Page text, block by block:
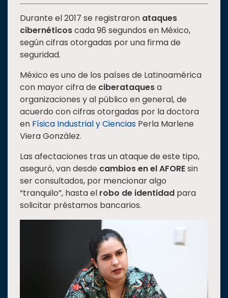
TEMAS
Oferta
educativa
Estudiantes
Rectoría
Investigación
Internacionalización
Responsabilidad
social
Vinculación
Historia
Universiada
Durante el 2017 se registraron ataques
cibernéticoscada 96 segundos en México,
según cifras otorgadas por una firma de
seguridad.
México es uno de los países de Latinoamérica
con mayor cifra de ciberataquesa
organizaciones y al público en general, de
acuerdo con cifras otorgadas por la doctora
en Física Industrial y Ciencias Perla Marlene
Viera González.
Las afectaciones tras un ataque de este tipo,
aseguró, van desde cambios en el AFOREsin
ser consultados, por mencionar algo
“tranquilo”, hasta el robo de identidad para
solicitar préstamos bancarios.